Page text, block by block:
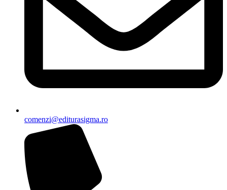
comenzi@editurasigma.ro